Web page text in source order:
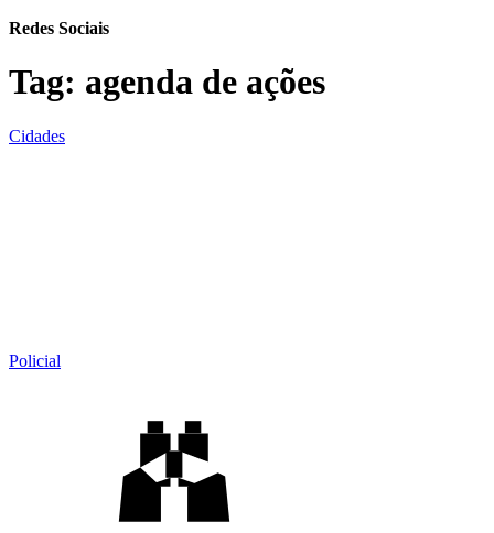
Redes Sociais
Tag: agenda de ações
Cidades
Policial